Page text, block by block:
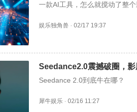
一款AI工具，怎么就搅动了整
娱乐独角兽 · 02/17 19:37
Seedance2.0震撼破圈，
Seedance 2.0到底牛在哪？
犀牛娱乐 · 02/16 11:27